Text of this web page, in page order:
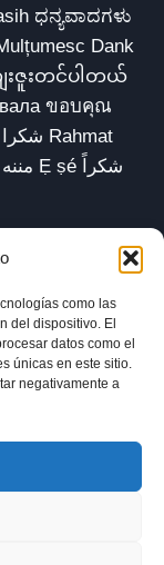
como las
del dispositivo. El
datos como el
únicas en este sitio.
negativamente a
ေးဇူးတင်ပါတယ်
Comunidad
(UE)